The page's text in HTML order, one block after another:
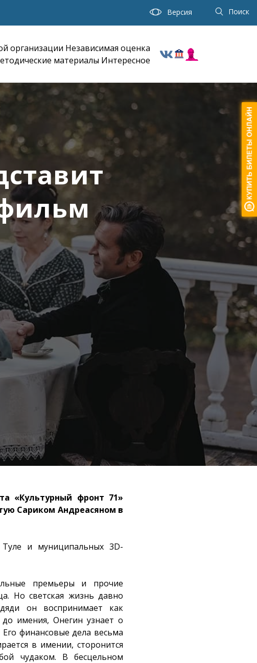
Версия Поиск
организации Независимая оценка
материалы Интересное
«Культурный фронт 71»
Сариком Андреасяном в
и муниципальных 3D-
премьеры и прочие
Но светская жизнь давно
он воспринимает как
имения, Онегин узнает о
финансовые дела весьма
в имении, сторонится
чудаком. В бесцельном